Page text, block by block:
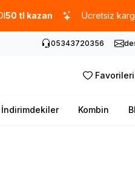
tl kazan Ücretsiz kargo
05343720356
İndirimdekiler Kombin